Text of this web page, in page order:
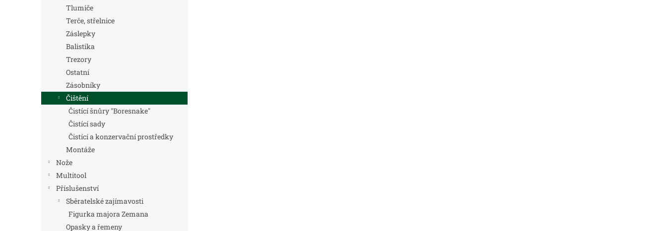
Tlumiče
Terče, střelnice
Záslepky
Balistika
Trezory
Ostatní
Zásobníky
Čištění
Čistící šnůry "Boresnake"
Čistící sady
Čistící a konzervační prostředky
Montáže
Nože
Multitool
Příslušenství
Sběratelské zajímavosti
Figurka majora Zemana
Opasky a řemeny